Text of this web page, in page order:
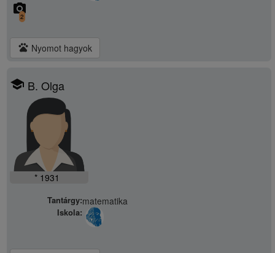
camera_alt
2
pets Nyomot hagyok
school B. Olga
* 1931
Tantárgy:matematika
Iskola: